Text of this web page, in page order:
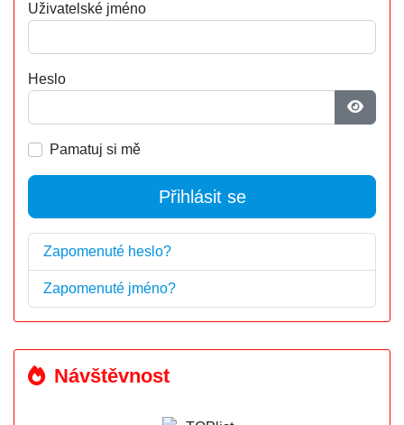
Uživatelské jméno
Heslo
Pamatuj si mě
Přihlásit se
Zapomenuté heslo?
Zapomenuté jméno?
Návštěvnost